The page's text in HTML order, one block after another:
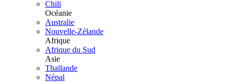
Chili
Océanie
Australie
Nouvelle-Zélande
Afrique
Afrique du Sud
Asie
Thaïlande
Népal